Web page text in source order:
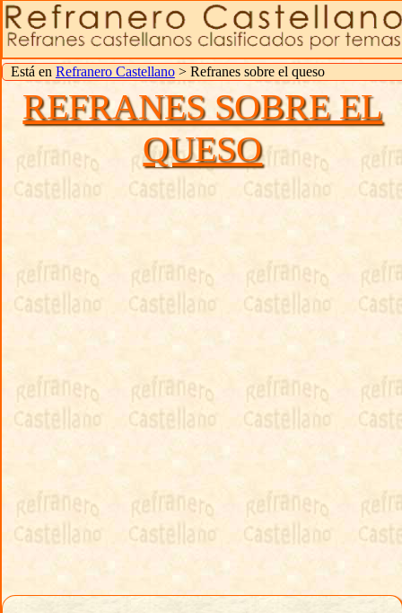
Está en Refranero Castellano> Refranes sobre el queso
REFRANES SOBRE EL
QUESO